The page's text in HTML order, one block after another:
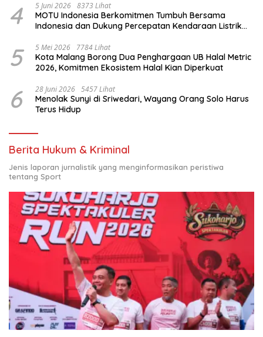
4 5 Juni 2026 8373 Lihat
MOTU Indonesia Berkomitmen Tumbuh Bersama
Indonesia dan Dukung Percepatan Kendaraan Listrik
5 5 Mei 2026 7784 Lihat
Kota Malang Borong Dua Penghargaan UB Halal Metric
2026, Komitmen Ekosistem Halal Kian Diperkuat
6 28 Juni 2026 5457 Lihat
Menolak Sunyi di Sriwedari, Wayang Orang Solo Harus
Terus Hidup
Berita Hukum & Kriminal
Jenis laporan jurnalistik yang menginformasikan peristiwa
tentang Sport